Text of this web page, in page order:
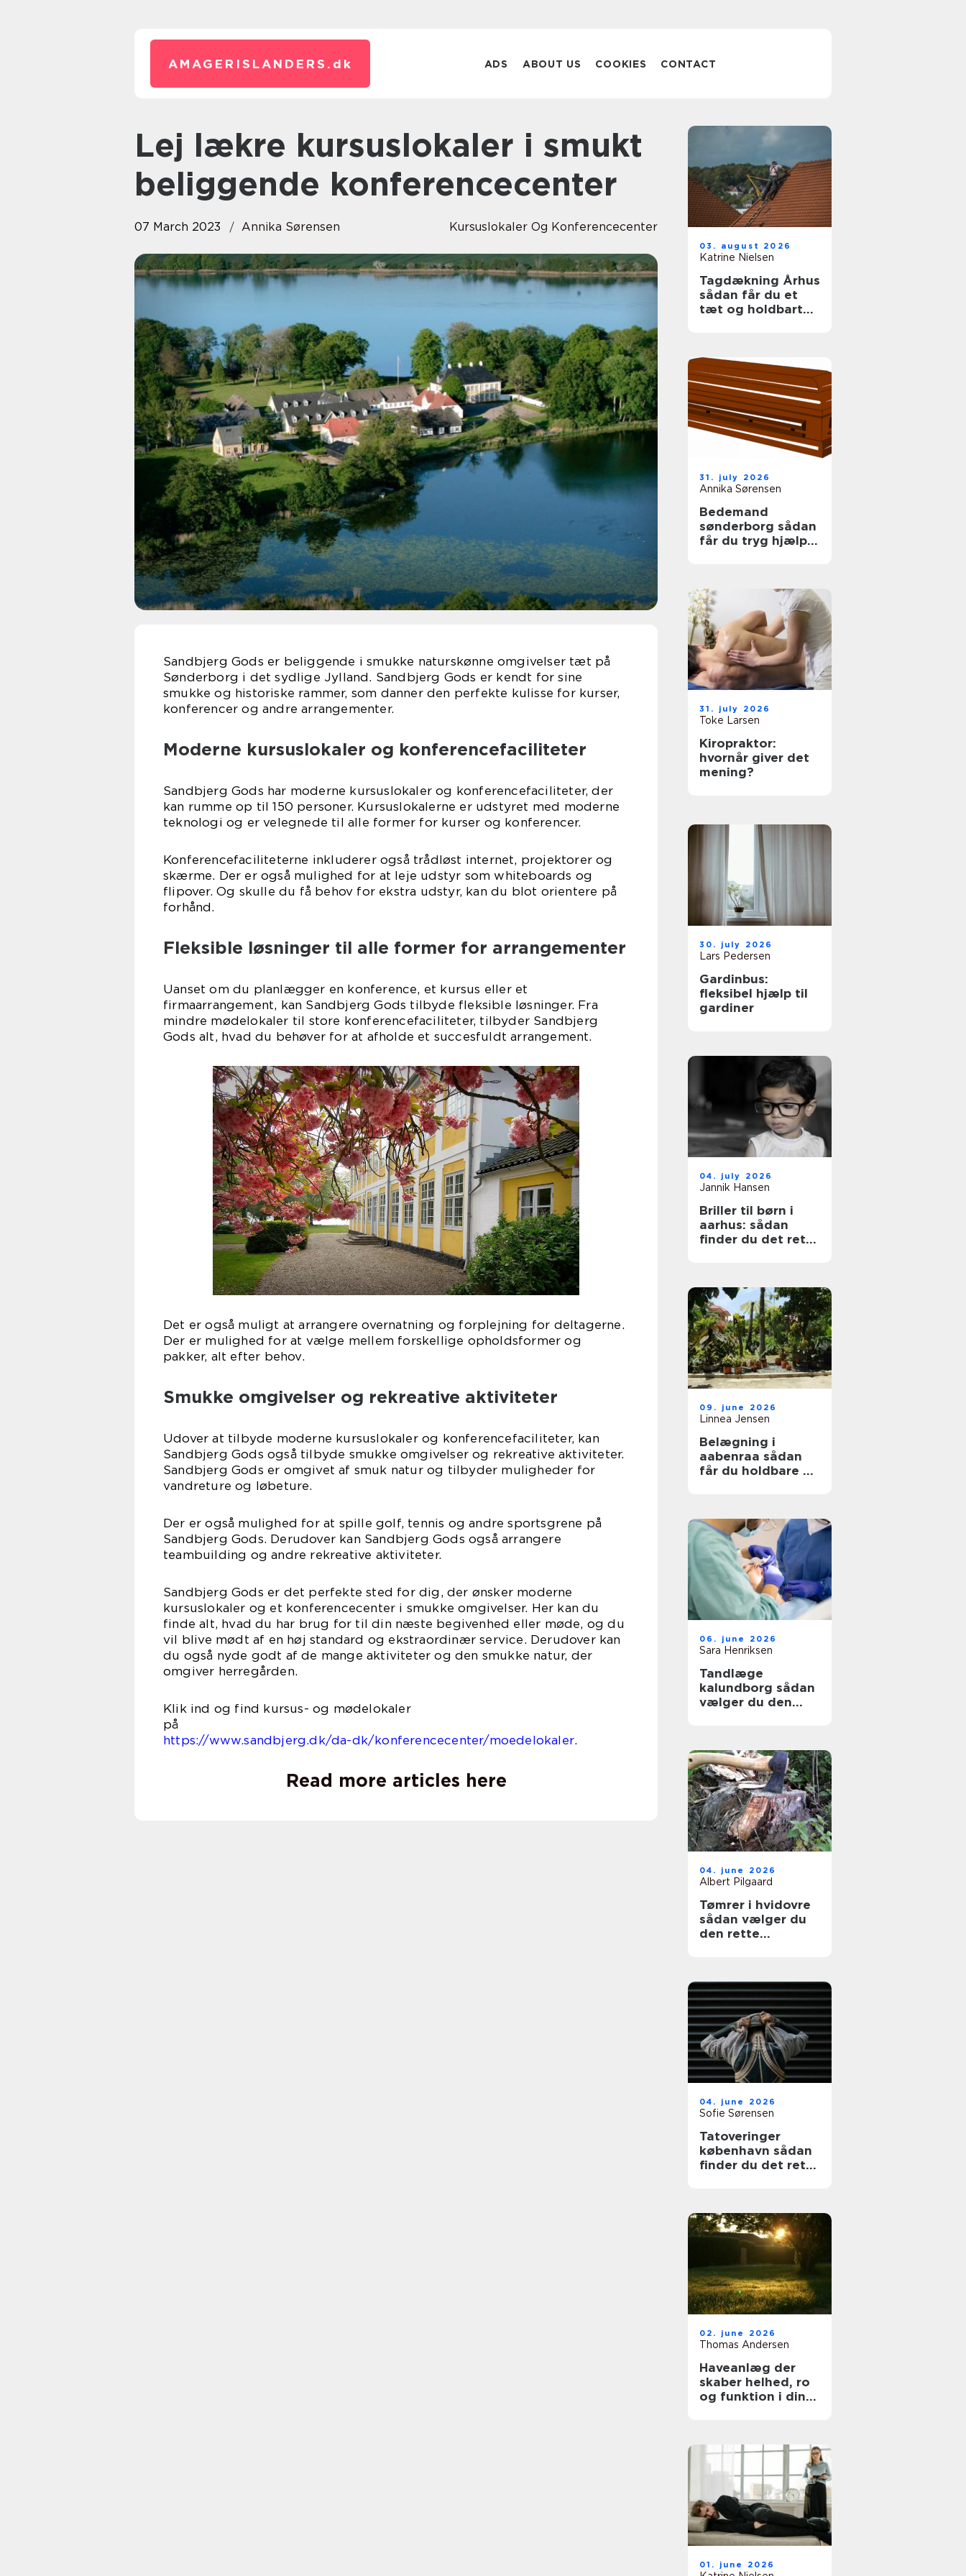
AMAGERISLANDERS. dk ADS ABOUT US COOKIES CONTACT
Lej lækre kursuslokaler i smukt
beliggende konferencecenter
07 March 2023 Annika Sørensen Kursuslokaler Og Konferencecenter
Sandbjerg Gods er beliggende i smukke naturskønne omgivelser tæt på
Sønderborg i det sydlige Jylland. Sandbjerg Gods er kendt for sine
smukke og historiske rammer, som danner den perfekte kulisse for kurser,
konferencer og andre arrangementer.
Moderne kursuslokaler og konferencefaciliteter
Sandbjerg Gods har moderne kursuslokaler og konferencefaciliteter, der
kan rumme op til 150 personer. Kursuslokalerne er udstyret med moderne
teknologi og er velegnede til alle former for kurser og konferencer.
Konferencefaciliteterne inkluderer også trådløst internet, projektorer og
skærme. Der er også mulighed for at leje udstyr som whiteboards og
flipover. Og skulle du få behov for ekstra udstyr, kan du blot orientere på
forhånd.
Fleksible løsninger til alle former for arrangementer
Uanset om du planlægger en konference, et kursus eller et
firmaarrangement, kan Sandbjerg Gods tilbyde fleksible løsninger. Fra
mindre mødelokaler til store konferencefaciliteter, tilbyder Sandbjerg
Gods alt, hvad du behøver for at afholde et succesfuldt arrangement.
Det er også muligt at arrangere overnatning og forplejning for deltagerne.
Der er mulighed for at vælge mellem forskellige opholdsformer og
pakker, alt efter behov.
Smukke omgivelser og rekreative aktiviteter
Udover at tilbyde moderne kursuslokaler og konferencefaciliteter, kan
Sandbjerg Gods også tilbyde smukke omgivelser og rekreative aktiviteter.
Sandbjerg Gods er omgivet af smuk natur og tilbyder muligheder for
vandreture og løbeture.
Der er også mulighed for at spille golf, tennis og andre sportsgrene på
Sandbjerg Gods. Derudover kan Sandbjerg Gods også arrangere
teambuilding og andre rekreative aktiviteter.
Sandbjerg Gods er det perfekte sted for dig, der ønsker moderne
kursuslokaler og et konferencecenter i smukke omgivelser. Her kan du
finde alt, hvad du har brug for til din næste begivenhed eller møde, og du
vil blive mødt af en høj standard og ekstraordinær service. Derudover kan
du også nyde godt af de mange aktiviteter og den smukke natur, der
omgiver herregården.
Klik ind og find kursus- og mødelokaler
på
https://www.sandbjerg.dk/da-dk/konferencecenter/moedelokaler.
Read more articles here
03. august 2026
Katrine Nielsen
Tagdækning Århus
sådan får du et
tæt og holdbart
31. july 2026
Annika Sørensen
Bedemand
sønderborg sådan
får du tryg hjælp i
31. july 2026
Toke Larsen
Kiropraktor:
hvornår giver det
mening?
30. july 2026
Lars Pedersen
Gardinbus:
fleksibel hjælp til
gardiner
04. july 2026
Jannik Hansen
Briller til børn i
aarhus: sådan
finder du det rette
09. june 2026
Linnea Jensen
Belægning i
aabenraa sådan
får du holdbare og
06. june 2026
Sara Henriksen
Tandlæge
kalundborg sådan
vælger du den
04. june 2026
Albert Pilgaard
Tømrer i hvidovre
sådan vælger du
den rette
04. june 2026
Sofie Sørensen
Tatoveringer
københavn sådan
finder du det rette
02. june 2026
Thomas Andersen
Haveanlæg der
skaber helhed, ro
og funktion i din
01. june 2026